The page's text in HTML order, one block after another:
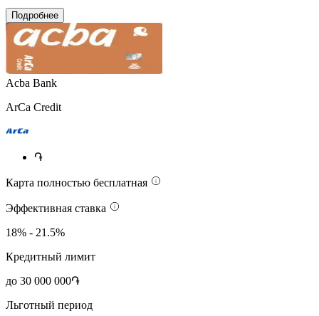
Подробнее
Acba Bank
ArCa Credit
֏
Карта полностью бесплатная
Эффективная ставка
18% - 21.5%
Кредитный лимит
до 30 000 000֏
Льготный период